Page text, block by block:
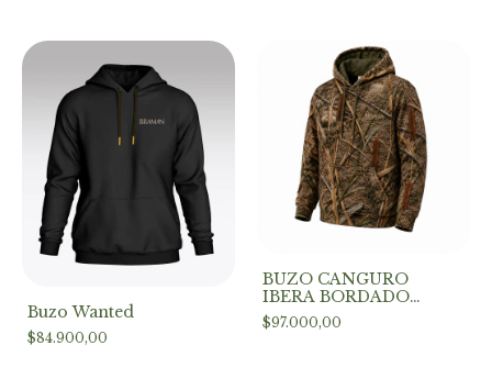
Buzo Wanted
$84.900,00
BUZO CANGURO
IBERA BORDADO
BRAMAN
$97.000,00